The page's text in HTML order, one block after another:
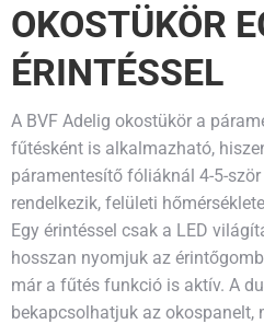
OKOSTÜKÖR
ÉRINTÉSSEL
A BVF Adelig okostükör a
fűtésként is alkalmazható,
páramentesítő fóliáknál 4-5-
rendelkezik, felületi
Egy érintéssel csak a LED
hosszan nyomjuk az
már a fűtés funkció is aktív. A
bekapcsolhatjuk az okospanelt,